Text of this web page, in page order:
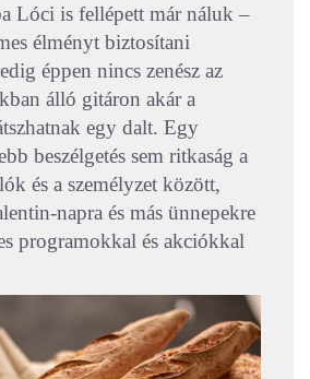
Lóci is fellépett már náluk –
élményt biztosítani
éppen nincs zenész az
álló gitáron akár a
egy dalt. Egy
beszélgetés sem ritkaság a
és a személyzet között,
napra és más ünnepekre
programokkal és akciókkal